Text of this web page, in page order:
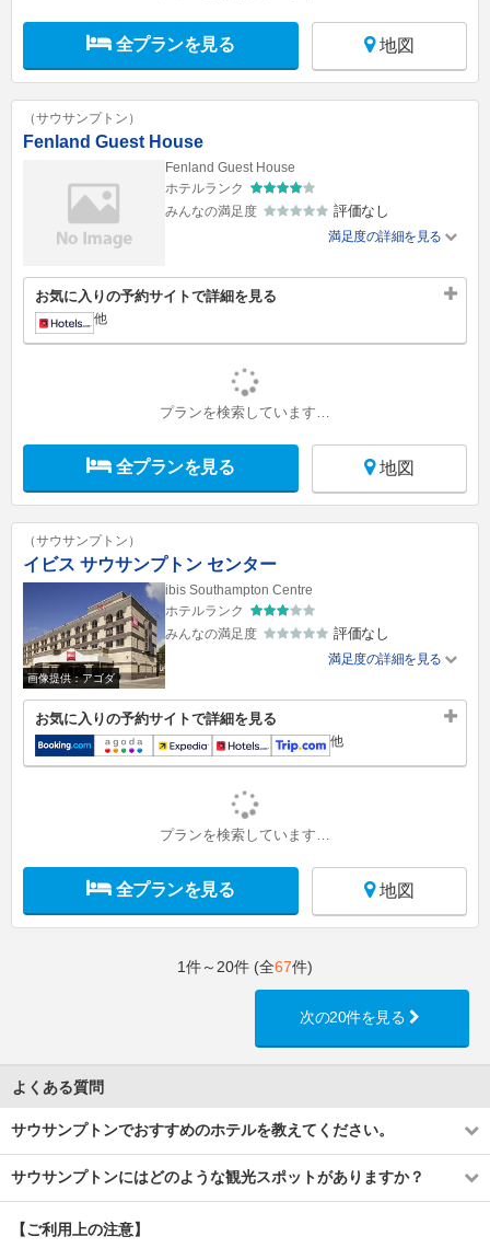
全プランを見る 地図
（サウサンプトン）
Fenland Guest House
Fenland Guest House
ホテルランク
みんなの満足度
評価なし
満足度の詳細を見る
お気に入りの予約サイトで詳細を見る
他
プランを検索しています…
全プランを見る 地図
（サウサンプトン）
イビス サウサンプトン センター
画像提供：アゴダ
ibis Southampton Centre
ホテルランク
みんなの満足度
評価なし
満足度の詳細を見る
お気に入りの予約サイトで詳細を見る
他
プランを検索しています…
全プランを見る 地図
1件～20件 (全67件)
次の20件を見る
よくある質問
サウサンプトンでおすすめのホテルを教えてください。
サウサンプトンにはどのような観光スポットがありますか？
【ご利用上の注意】